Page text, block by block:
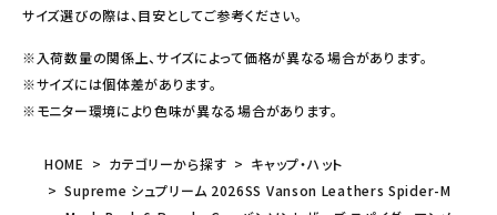
サイズ選びの際は、目安としてご参考ください。
※入荷数量の関係上、サイズによって価格が異なる場合があります。
※サイズには個体差があります。
※モニター環境により色味が異なる場合があります。
HOME カテゴリーから探す
キャップ・ハット
Supreme シュプリーム 2026SS Vanson Leathers Spider-M